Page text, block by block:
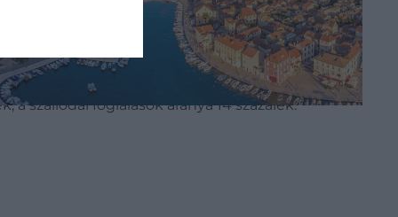
főszezoni horvátországi utaktöbb mint
a 270 és 370 ezer forint közötti
utak teszik ki. A 170 ezer forint alatti
magyar vendég apartmanba foglal
szállodai foglalások aránya 14 százalék.